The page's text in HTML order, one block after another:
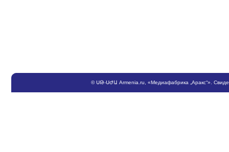
©ՍԹ-ՍԺԱ Armenia.ru , «Медиафабрика „Аракс“».